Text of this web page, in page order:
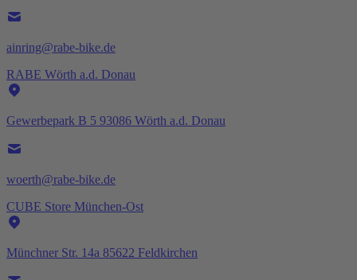
ainring@rabe-bike.de
RABE Wörth a.d. Donau
Gewerbepark B 5 93086 Wörth a.d. Donau
woerth@rabe-bike.de
CUBE Store München-Ost
Münchner Str. 14a 85622 Feldkirchen